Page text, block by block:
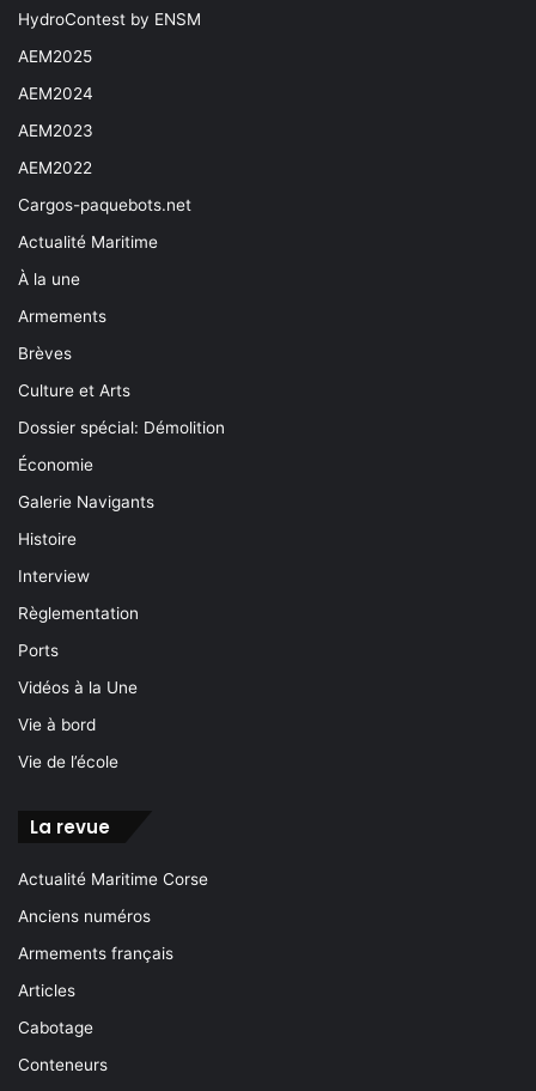
HydroContest by ENSM
AEM2025
AEM2024
AEM2023
AEM2022
Cargos-paquebots.net
Actualité Maritime
À la une
Armements
Brèves
Culture et Arts
Dossier spécial: Démolition
Économie
Galerie Navigants
Histoire
Interview
Règlementation
Ports
Vidéos à la Une
Vie à bord
Vie de l’école
La revue
Actualité Maritime Corse
Anciens numéros
Armements français
Articles
Cabotage
Conteneurs